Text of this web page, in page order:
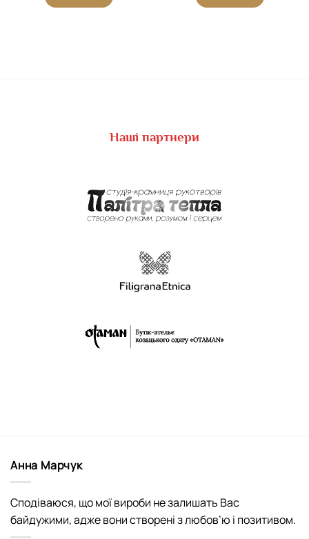
Наші партнери
Анна Марчук
Сподіваюся, що мої вироби не залишать Вас
байдужими, адже вони створені з любов’ю і позитивом.